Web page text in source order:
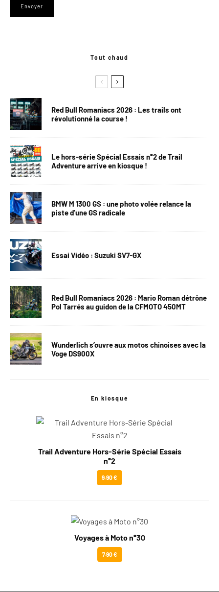
Tout chaud
Red Bull Romaniacs 2026 : Les trails ont
révolutionné la course !
Le hors-série Spécial Essais n°2 de Trail
Adventure arrive en kiosque !
BMW M 1300 GS : une photo volée relance la
piste d’une GS radicale
Essai Vidéo : Suzuki SV7-GX
Red Bull Romaniacs 2026 : Mario Roman détrône
Pol Tarrés au guidon de la CFMOTO 450MT
Wunderlich s’ouvre aux motos chinoises avec la
Voge DS900X
En kiosque
Trail Adventure Hors-Série Spécial Essais
n°2
9.90 €
Voyages à Moto n°30
7.90 €